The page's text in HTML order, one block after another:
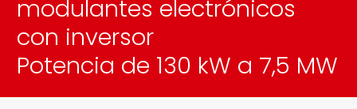
modulantes electrónicos
con inversor
Potencia de 130 kW a 7,5 MW